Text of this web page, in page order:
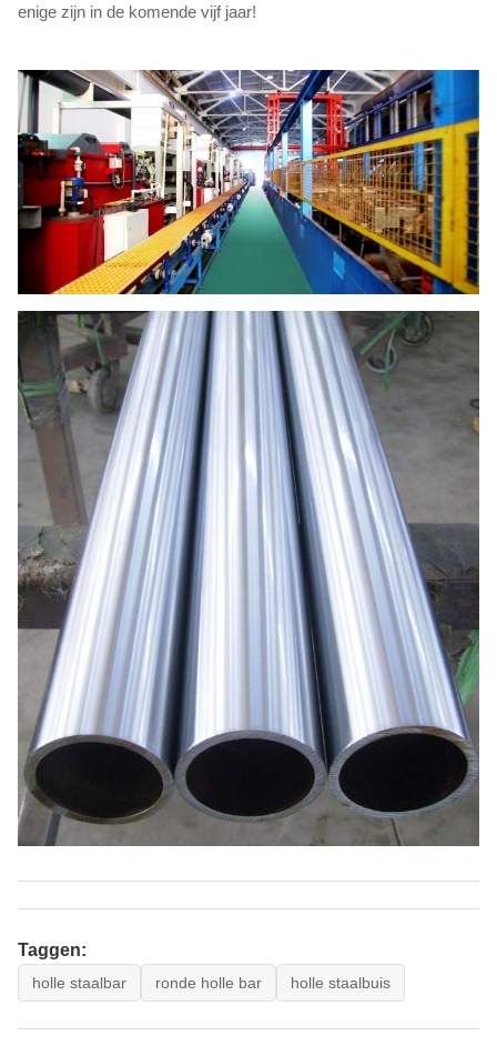
enige zijn in de komende vijf jaar!
Taggen:
holle staalbar ronde holle bar holle staalbuis